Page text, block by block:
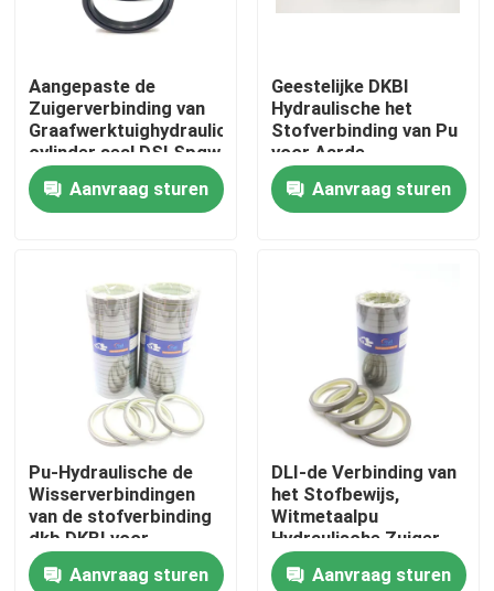
Huis
Producten
Ongeveer ons
Fabrieksreis
Kwaliteitscontrole
Contacteer ons
Nieuws
Aangepaste de
Zuigerverbinding van
Graafwerktuighydraulic
cylinder seal DSI Spgw
Aanvraag sturen
Geestelijke DKBI
Hydraulische het
Stofverbinding van Pu
voor Aarde
Bewegende Machines
Aanvraag sturen
Pu-Hydraulische de
Wisserverbindingen
van de stofverbinding
dkb DKBI voor
Bouwmateriaal
Aanvraag sturen
DLI-de Verbinding van
het Stofbewijs,
Witmetaalpu
Hydraulische Zuiger
Rod Seal
Aanvraag sturen